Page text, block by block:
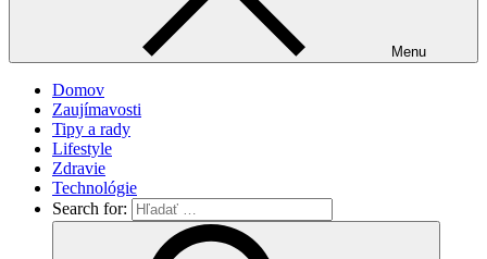
Menu
Domov
Zaujímavosti
Tipy a rady
Lifestyle
Zdravie
Technológie
Search for: